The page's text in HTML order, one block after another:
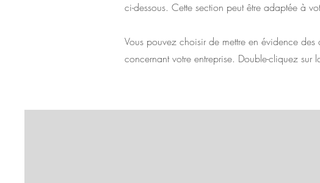
ci-dessous. Cette section peut être adaptée à
Vous pouvez choisir de mettre en évidence
concernant votre entreprise. Double-cliquez